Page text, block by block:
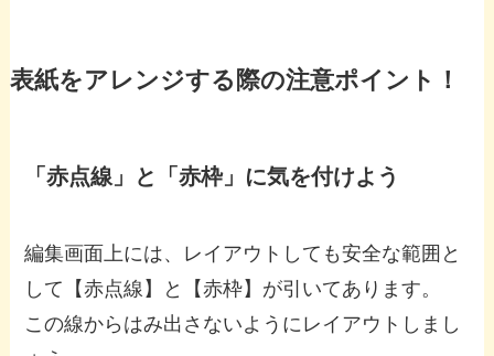
表紙をアレンジする際の注意ポイント！
「赤点線」と「赤枠」に気を付けよう
編集画面上には、レイアウトしても安全な範囲と
して【赤点線】と【赤枠】が引いてあります。
この線からはみ出さないようにレイアウトしまし